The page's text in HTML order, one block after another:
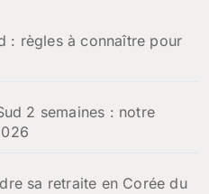
: règles à connaître pour
2 semaines : notre
sa retraite en Corée du